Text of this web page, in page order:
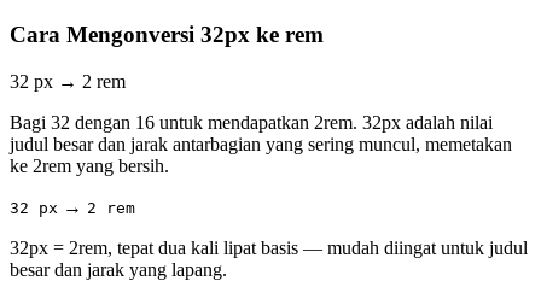
Cara Mengonversi 32px ke rem
32 px → 2 rem
Bagi 32 dengan 16 untuk mendapatkan 2rem. 32px adalah nilai
judul besar dan jarak antarbagian yang sering muncul, memetakan
ke 2rem yang bersih.
32 px → 2 rem
32px = 2rem, tepat dua kali lipat basis — mudah diingat untuk judul
besar dan jarak yang lapang.